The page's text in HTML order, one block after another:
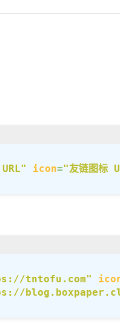
icon="友链图标
tntofu.com"